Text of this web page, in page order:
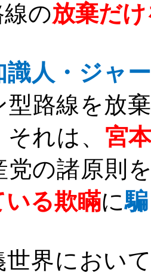
の放棄だ
識人・ジャ
型路線を放
れは、 宮
党の諸原則
る欺瞞に
界におい